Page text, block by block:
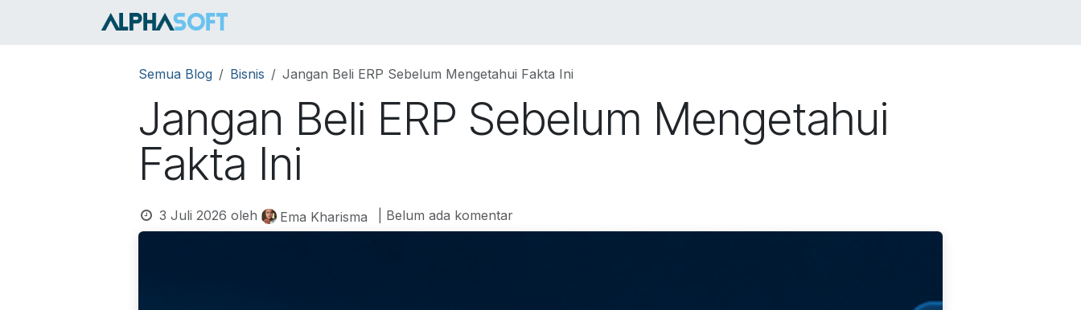
Semua Blog Bisnis Jangan Beli ERP Sebelum Mengetahui Fakta Ini
Jangan Beli ERP Sebelum Mengetahui
Fakta Ini
3 Juli 2026 oleh Ema Kharisma | Belum ada komentar